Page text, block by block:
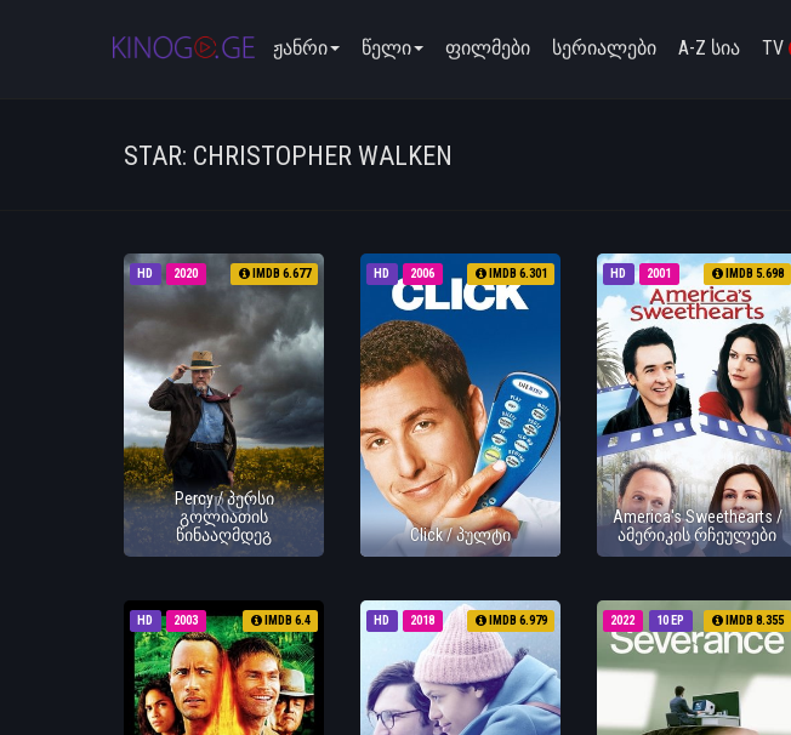
ჟანრი წელი ფილმები სერიალები A-Z სია TV
STAR: CHRISTOPHER WALKEN
HD 2020 IMDB 6.677
Percy / პერსი
გოლიათის
წინააღმდეგ
HD 2006 IMDB 6.301
Click / პულტი
HD 2001 IMDB 5.698
America's Sweethearts /
ამერიკის რჩეულები
HD 2003 IMDB 6.4 HD 2018 IMDB 6.979 10 EP
2022 IMDB 8.355